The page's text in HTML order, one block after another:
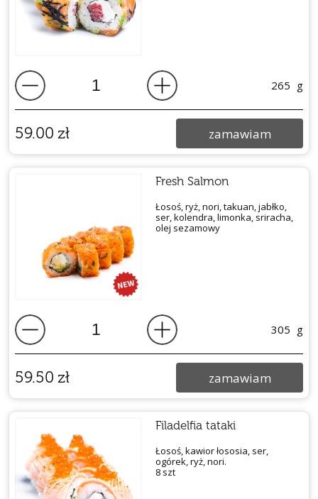
265 g
59.00 zł zamawiam
Fresh Salmon
Łosoś, ryż, nori, takuan, jabłko,
ser, kolendra, limonka, sriracha,
olej sezamowy
305 g
59.50 zł zamawiam
Filadelfia tataki
Łosoś, kawior łososia, ser,
ogórek, ryż, nori.
8 szt